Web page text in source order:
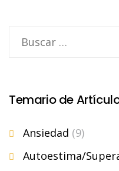
Temario de
Ansiedad (9)
Autoestima/